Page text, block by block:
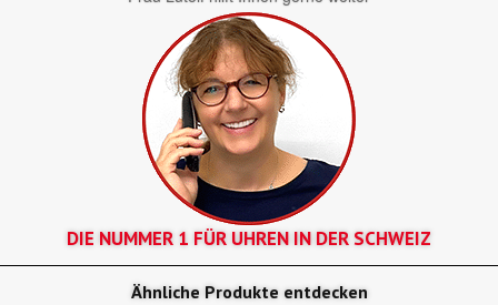
DIE NUMMER 1 FÜR UHREN IN DER SCHWEIZ
Ähnliche Produkte entdecken